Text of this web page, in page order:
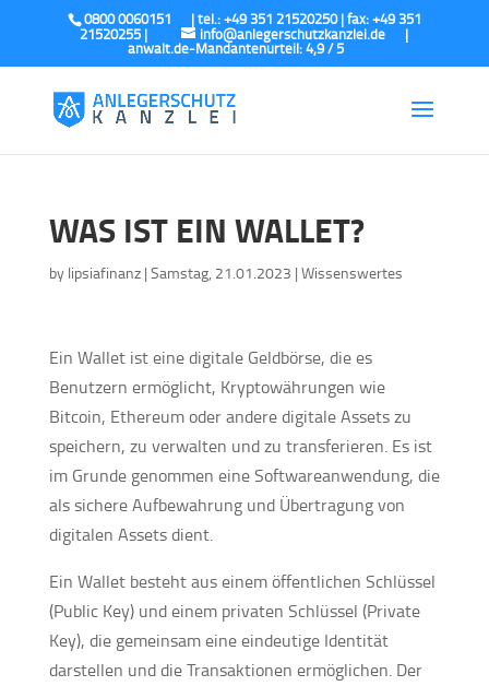
0800 0060151
info@anlegerschutzkanzlei.de
WAS IST EIN WALLET?
by lipsiafinanz| Samstag, 21.01.2023 | Wissenswertes
Ein Wallet ist eine digitale Geldbörse, die es
Benutzern ermöglicht, Kryptowährungen wie
Bitcoin, Ethereum oder andere digitale Assets zu
speichern, zu verwalten und zu transferieren. Es ist
im Grunde genommen eine Softwareanwendung, die
als sichere Aufbewahrung und Übertragung von
digitalen Assets dient.
Ein Wallet besteht aus einem öffentlichen Schlüssel
(Public Key) und einem privaten Schlüssel (Private
Key), die gemeinsam eine eindeutige Identität
darstellen und die Transaktionen ermöglichen. Der